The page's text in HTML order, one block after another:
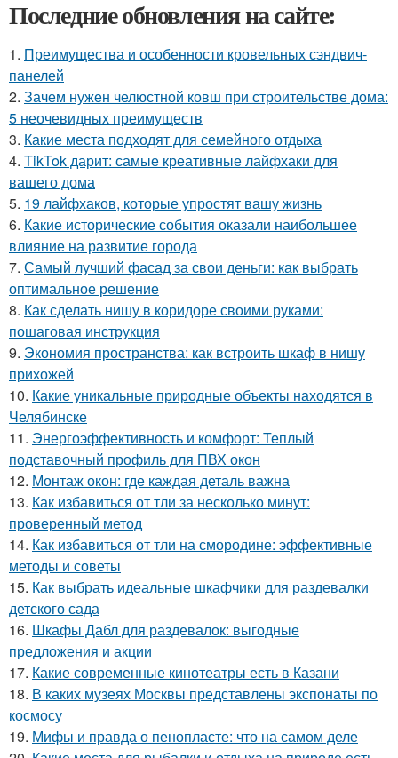
Последние обновления на сайте:
1. Преимущества и особенности кровельных сэндвич-
панелей
2. Зачем нужен челюстной ковш при строительстве дома:
5 неочевидных преимуществ
3. Какие места подходят для семейного отдыха
4. TikTok дарит: самые креативные лайфхаки для
вашего дома
5. 19 лайфхаков, которые упростят вашу жизнь
6. Какие исторические события оказали наибольшее
влияние на развитие города
7. Самый лучший фасад за свои деньги: как выбрать
оптимальное решение
8. Как сделать нишу в коридоре своими руками:
пошаговая инструкция
9. Экономия пространства: как встроить шкаф в нишу
прихожей
10. Какие уникальные природные объекты находятся в
Челябинске
11. Энергоэффективность и комфорт: Теплый
подставочный профиль для ПВХ окон
12. Монтаж окон: где каждая деталь важна
13. Как избавиться от тли за несколько минут:
проверенный метод
14. Как избавиться от тли на смородине: эффективные
методы и советы
15. Как выбрать идеальные шкафчики для раздевалки
детского сада
16. Шкафы Дабл для раздевалок: выгодные
предложения и акции
17. Какие современные кинотеатры есть в Казани
18. В каких музеях Москвы представлены экспонаты по
космосу
19. Мифы и правда о пенопласте: что на самом деле